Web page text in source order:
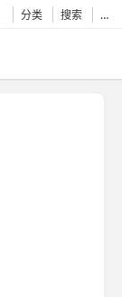
分类 搜索 …